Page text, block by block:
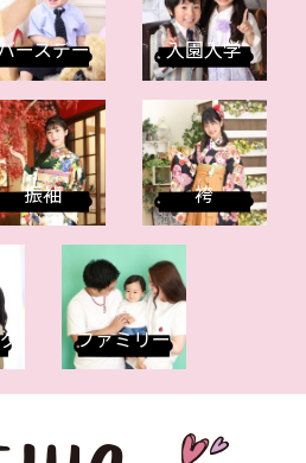
ースデー 入園入学
振袖 袴
ファミリー